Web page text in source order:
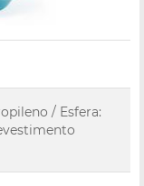
/ Esfera: